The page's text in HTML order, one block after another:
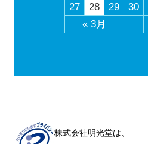
« 3月
27
28 29 30
株式会社明光堂は、